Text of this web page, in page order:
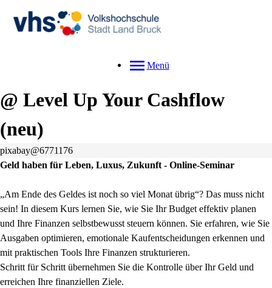
Menü
@ Level Up Your Cashflow
neu
pixabay@6771176
Geld haben für Leben, Luxus, Zukunft - Online-Seminar
„Am Ende des Geldes ist noch so viel Monat übrig“? Das muss nicht
sein! In diesem Kurs lernen Sie, wie Sie Ihr Budget effektiv planen
und Ihre Finanzen selbstbewusst steuern können. Sie erfahren, wie Sie
Ausgaben optimieren, emotionale Kaufentscheidungen erkennen und
mit praktischen Tools Ihre Finanzen strukturieren.
Schritt für Schritt übernehmen Sie die Kontrolle über Ihr Geld und
erreichen Ihre finanziellen Ziele.